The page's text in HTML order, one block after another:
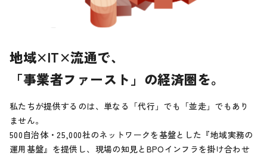
地域×IT×流通で、
「事業者ファースト」の経済圏を。
私たちが提供するのは、単なる「代行」でも「並走」でもあり
ません。
500自治体・25,000社のネットワークを基盤とした『地域実務の
運用基盤』を提供し、現場の知見とBPOインフラを掛け合わせ